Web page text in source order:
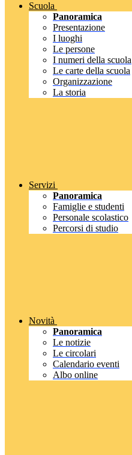
Scuola
Panoramica
Presentazione
I luoghi
Le persone
I numeri della scuola
Le carte della scuola
Organizzazione
La storia
Servizi
Panoramica
Famiglie e studenti
Personale scolastico
Percorsi di studio
Novità
Panoramica
Le notizie
Le circolari
Calendario eventi
Albo online